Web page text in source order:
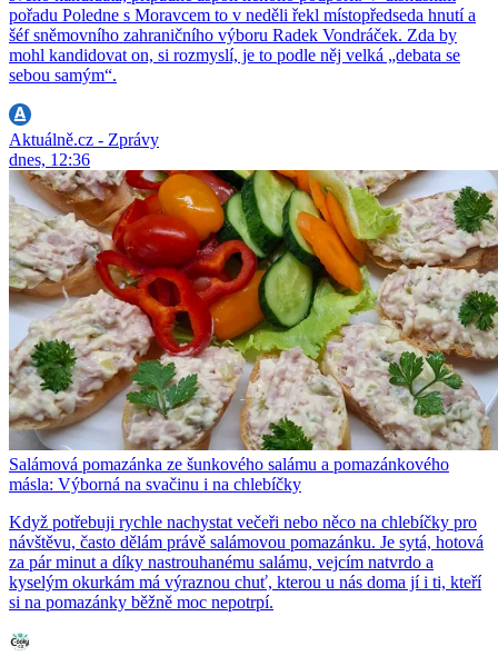
pořadu Poledne s Moravcem to v neděli řekl místopředseda hnutí a
šéf sněmovního zahraničního výboru Radek Vondráček. Zda by
mohl kandidovat on, si rozmyslí, je to podle něj velká „debata se
sebou samým“.
Aktuálně.cz - Zprávy
dnes, 12:36
Salámová pomazánka ze šunkového salámu a pomazánkového
másla: Výborná na svačinu i na chlebíčky
Když potřebuji rychle nachystat večeři nebo něco na chlebíčky pro
návštěvu, často dělám právě salámovou pomazánku. Je sytá, hotová
za pár minut a díky nastrouhanému salámu, vejcím natvrdo a
kyselým okurkám má výraznou chuť, kterou u nás doma jí i ti, kteří
si na pomazánky běžně moc nepotrpí.